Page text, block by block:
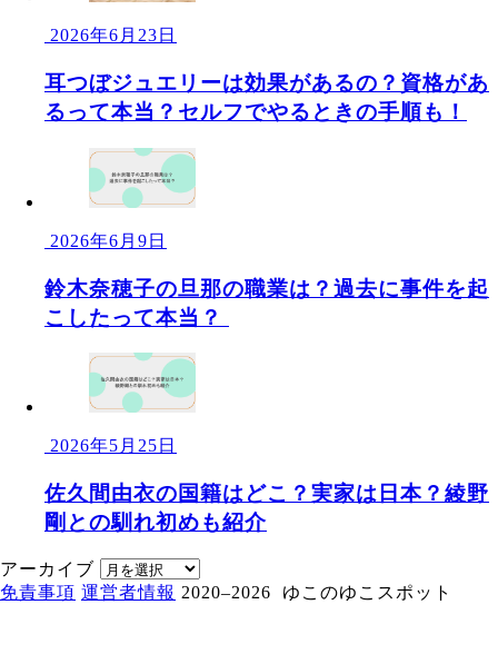
2026年6月23日
耳つぼジュエリーは効果があるの？資格があ
るって本当？セルフでやるときの手順も！
2026年6月9日
鈴木奈穂子の旦那の職業は？過去に事件を起
こしたって本当？
2026年5月25日
佐久間由衣の国籍はどこ？実家は日本？綾野
剛との馴れ初めも紹介
アーカイブ
免責事項 運営者情報 2020–2026 ゆこのゆこスポット